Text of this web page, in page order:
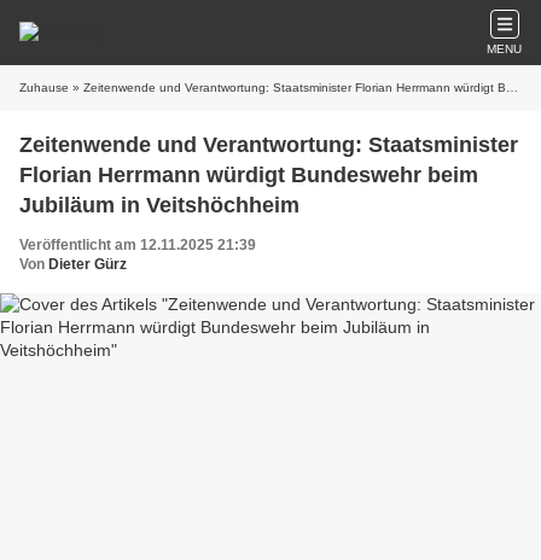
MENU
Zuhause » Zeitenwende und Verantwortung: Staatsminister Florian Herrmann würdigt Bundeswehr beim Jubiläum in Veitshöchheim
Zeitenwende und Verantwortung: Staatsminister
Florian Herrmann würdigt Bundeswehr beim
Jubiläum in Veitshöchheim
Veröffentlicht am 12.11.2025 21:39
Von Dieter Gürz